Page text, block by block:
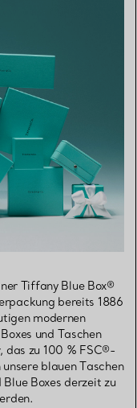
Tiffany Blue Box®
bereits 1886
modernen
und Taschen
das zu 100 % FSC®-
blauen Taschen
Boxes derzeit zu